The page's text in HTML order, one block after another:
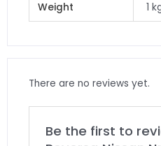
Weight 1
There are no reviews yet.
Be the first to